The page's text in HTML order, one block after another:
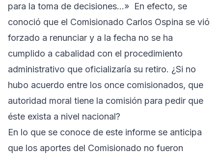
para la toma de decisiones…» En efecto, se
conoció que el Comisionado Carlos Ospina se vió
forzado a renunciar y a la fecha no se ha
cumplido a cabalidad con el procedimiento
administrativo que oficializaría su retiro. ¿Si no
hubo acuerdo entre los once comisionados, que
autoridad moral tiene la comisión para pedir que
éste exista a nivel nacional?
En lo que se conoce de este informe se anticipa
que los aportes del Comisionado no fueron